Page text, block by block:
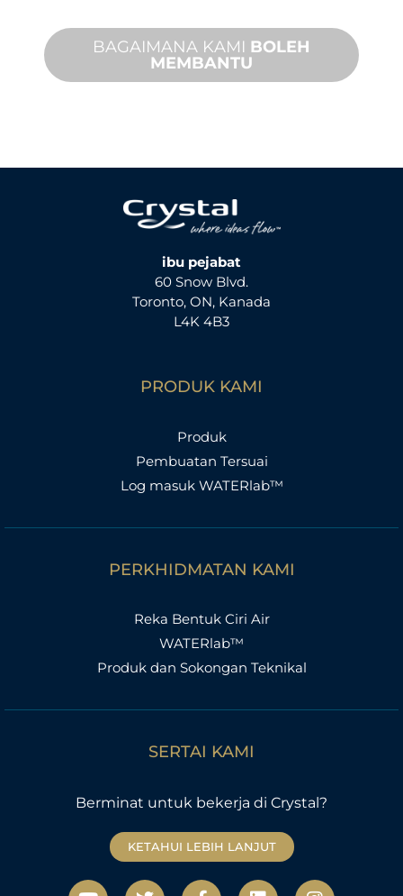
BAGAIMANA KAMI BOLEH
MEMBANTU
ibu pejabat
60 Snow Blvd.
Toronto, ON, Kanada
L4K 4B3
PRODUK KAMI
Produk
Pembuatan Tersuai
Log masuk WATERlab™
PERKHIDMATAN KAMI
Reka Bentuk Ciri Air
WATERlab™
Produk dan Sokongan Teknikal
SERTAI KAMI
Berminat untuk bekerja di Crystal?
KETAHUI LEBIH LANJUT
Y
T
F
L
I